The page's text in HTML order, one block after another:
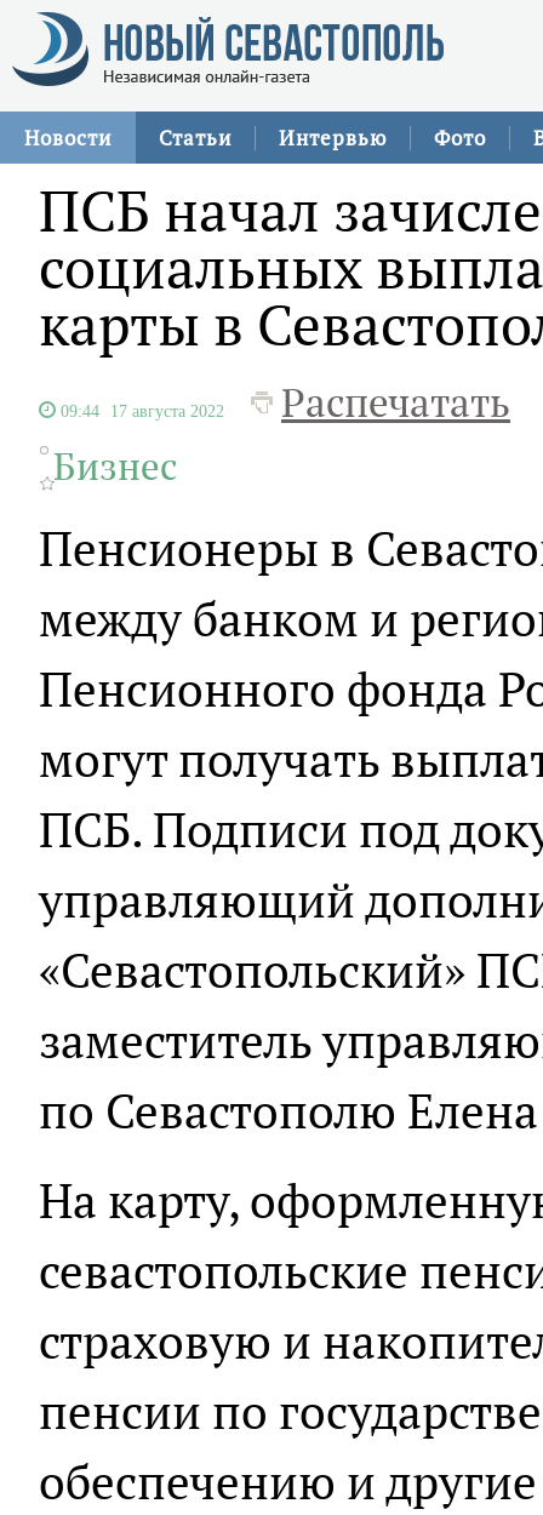
Новости Статьи Интервью Фото
ПСБ начал
социальных
карты в
09:44 17 августа 2022 Распечатать
Бизнес
Пенсионеры в
между банком и
Пенсионного фонда
могут получать
ПСБ. Подписи под
управляющий
«Севастопольский»
заместитель
по Севастополю
На карту,
севастопольские
страховую и
пенсии по
обеспечению и